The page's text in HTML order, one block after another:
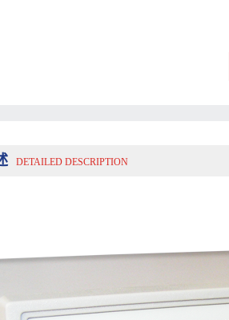
DETAILED DESCRIPTION